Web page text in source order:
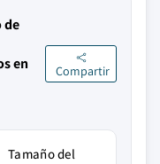
de
en Compartir
Tamaño del